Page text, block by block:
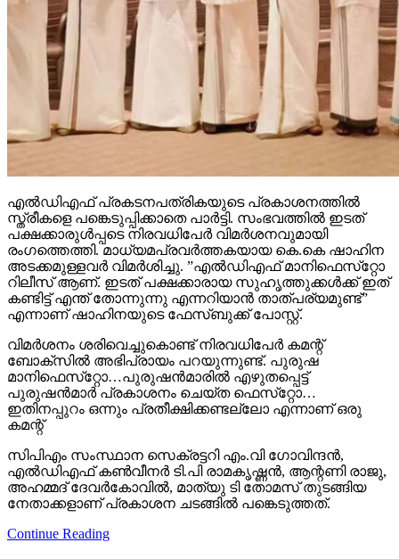
എല്‍ഡിഎഫ് പ്രകടനപത്രികയുടെ പ്രകാശനത്തില്‍
സ്ത്രീകളെ പങ്കെടുപ്പിക്കാതെ പാര്‍ട്ടി. സംഭവത്തില്‍ ഇടത്
പക്ഷക്കാരുള്‍പ്പടെ നിരവധിപേര്‍ വിമര്‍ശനവുമായി
രംഗത്തെത്തി. മാധ്യമപ്രവര്‍ത്തകയായ കെ.കെ ഷാഹിന
അടക്കമുള്ളവര്‍ വിമര്‍ശിച്ചു. ”എല്‍ഡിഎഫ് മാനിഫെസ്‌റ്റോ
റിലീസ് ആണ്. ഇടത് പക്ഷക്കാരായ സുഹൃത്തുക്കള്‍ക്ക് ഇത്
കണ്ടിട്ട് എന്ത് തോന്നുന്നു എന്നറിയാന്‍ താത്പര്യമുണ്ട്”
എന്നാണ് ഷാഹിനയുടെ ഫേസ്ബുക്ക് പോസ്റ്റ്.
വിമര്‍ശനം ശരിവെച്ചുകൊണ്ട് നിരവധിപേര്‍ കമന്റ്
ബോക്‌സില്‍ അഭിപ്രായം പറയുന്നുണ്ട്. പുരുഷ
മാനിഫെസ്‌റ്റോ…പുരുഷന്‍മാരില്‍ എഴുതപ്പെട്ട്
പുരുഷന്‍മാര്‍ പ്രകാശനം ചെയ്ത ഫെസ്‌റ്റോ…
ഇതിനപ്പുറം ഒന്നും പ്രതീക്ഷിക്കണ്ടല്ലോ എന്നാണ് ഒരു
കമന്റ്
സിപിഎം സംസ്ഥാന സെക്രട്ടറി എം.വി ഗോവിന്ദന്‍,
എല്‍ഡിഎഫ് കണ്‍വീനര്‍ ടി.പി രാമകൃഷ്ണന്‍, ആന്റണി രാജു,
അഹമ്മദ് ദേവര്‍കോവില്‍, മാത്യു ടി തോമസ് തുടങ്ങിയ
നേതാക്കളാണ് പ്രകാശന ചടങ്ങില്‍ പങ്കെടുത്തത്.
Continue Reading